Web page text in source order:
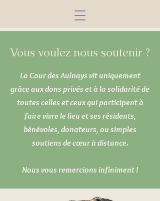
Vous voulez nous soutenir ?
La Cour des Aulnays vit uniquement
grâce aux dons privés et à la solidarité de
toutes celles et ceux qui participent à
faire vivre le lieu et ses résidents,
bénévoles, donateurs, ou simples
soutiens de cœur à distance.
Nous vous remercions infiniment !